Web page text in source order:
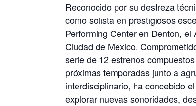
Reconocido por su destreza
como solista en prestigiosos
Performing Center en Denton,
Ciudad de México.
serie de 12 estrenos
próximas temporadas junto a
interdisciplinario, ha concebido
explorar nuevas sonoridades,